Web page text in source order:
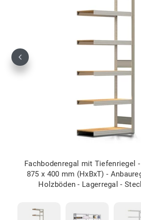
Fachbodenregal mit Tiefenriegel
875 x 400 mm (HxBxT) -
Holzböden - Lagerregal -
Previous